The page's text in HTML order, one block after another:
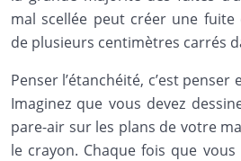
mal scellée peut créer une
de plusieurs centimètres carrés
Penser l’étanchéité, c’est penser
Imaginez que vous devez
pare-air sur les plans de votre
le crayon. Chaque fois que